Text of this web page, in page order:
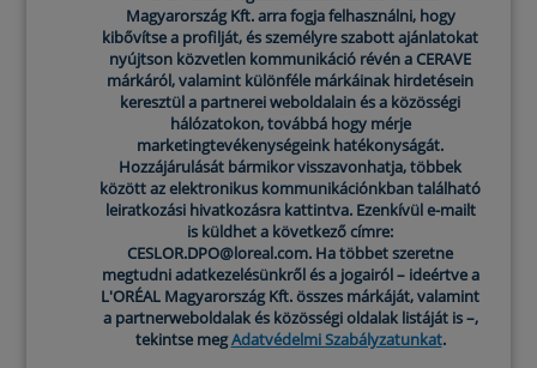
Amerikai Bőrgyógyászati Akadémia(American
Academy of Dermatology (AAD) azt ajánlja, hogy
naponta kétszer (reggel és este), valamint verejtékezés
után mossuk le az aknéra hajlamos bőrt.3 A
mitesszerek elleni küzdelemhez olyan kíméletes, 2%-os
szalicilsavat tartalmazó arclemosót ajánlunk, mint
például aCeraVe pattanások elleni tisztító gél. A
szalicilsav egy béta-hidroxisav (BHA) és igen népszerű
összetevője a pattanások elleni küzdelemnek, mivel
elősegíti a bőr természetes hámlási folyamatát.
Ráadásul lipidoldékony (ami azt jelenti, hogy képes
behatolni az eltömődött pórusokba), így a szalicilsav
Magyarország Kft. arra fogja felhasználni, hogy
kibővítse a profilját, és személyre szabott ajánlatokat
nyújtson közvetlen kommunikáció révén a CERAVE
márkáról, valamint különféle márkáinak hirdetésein
keresztül a partnerei weboldalain és a közösségi
hálózatokon, továbbá hogy mérje
marketingtevékenységeink hatékonyságát.
Hozzájárulását bármikor visszavonhatja, többek
között az elektronikus kommunikációnkban található
leiratkozási hivatkozásra kattintva. Ezenkívül e-mailt
is küldhet a következő címre:
CESLOR.DPO@loreal.com. Ha többet szeretne
megtudni adatkezelésünkről és a jogairól – ideértve a
L'ORÉAL Magyarország Kft. összes márkáját, valamint
a partnerweboldalak és közösségi oldalak listáját is –,
tekintse megAdatvédelmi Szabályzatunkat.